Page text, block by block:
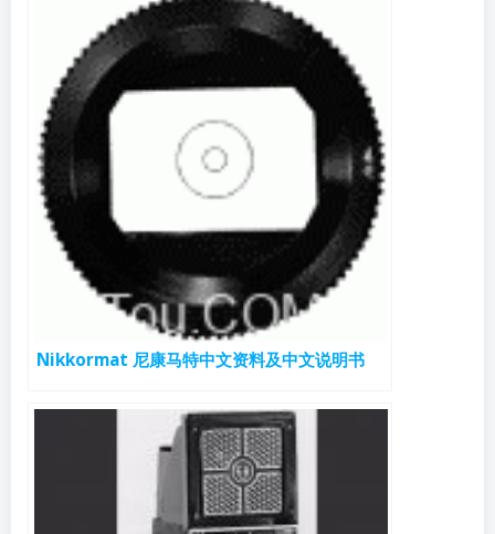
Nikkormat 尼康马特中文资料及中文说明书